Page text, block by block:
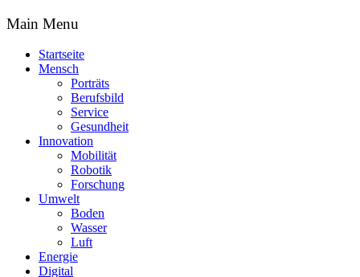
Main Menu
Startseite
Mensch
Porträts
Berufsbild
Service
Gesundheit
Innovation
Mobilität
Robotik
Forschung
Umwelt
Boden
Wasser
Luft
Energie
Digital